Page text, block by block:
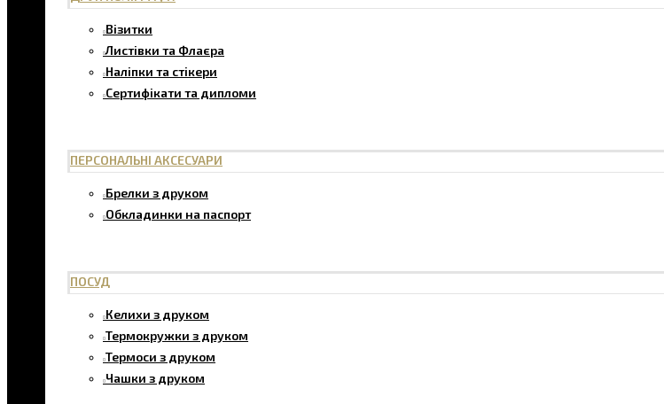
Візитки
Листівки та Флаєра
Наліпки та стікери
Сертифікати та дипломи
ПЕРСОНАЛЬНІ АКСЕСУАРИ
Брелки з друком
Обкладинки на паспорт
ПОСУД
Келихи з друком
Термокружки з друком
Термоси з друком
Чашки з друком